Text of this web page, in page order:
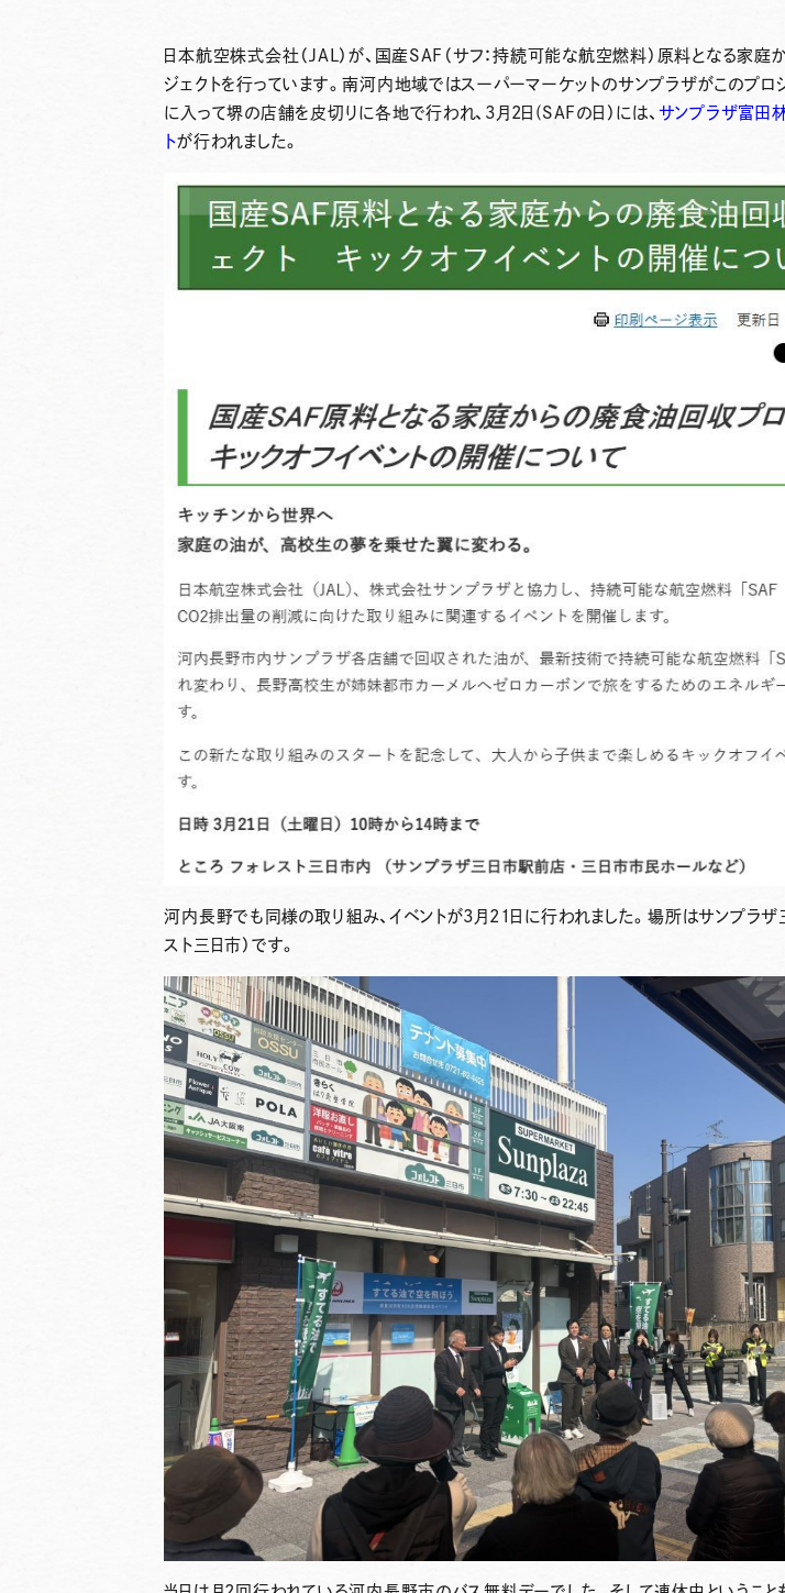
日本航空株式会社（JAL）が、国産SAF（サフ：持続可能な航空燃料）原料となる家庭
ジェクトを行っています。南河内地域ではスーパーマーケットのサンプラザがこのプロ
に入って堺の店舗を皮切りに各地で行われ、3月2日(SAFの日）には、 サンプラザ富田
トが行われました。
河内長野でも同様の取り組み、イベントが3月21日に行われました。場所はサンプラザ
スト三日市）です。